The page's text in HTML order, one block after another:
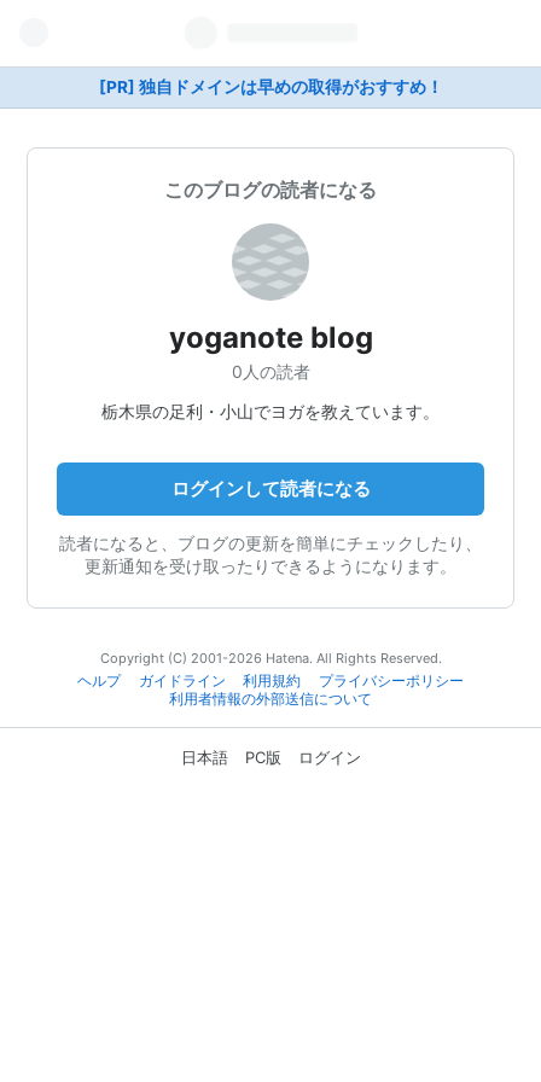
[PR] 独自ドメインは早めの取得がおすすめ！
このブログの読者になる
yoganote blog
0人の読者
栃木県の足利・小山でヨガを教えています。
ログインして読者になる
読者になると、ブログの更新を簡単にチェックしたり、
更新通知を受け取ったりできるようになります。
Copyright (C) 2001-2026 Hatena. All Rights Reserved.
ヘルプ
ガイドライン 利用規約
プライバシーポリシー
利用者情報の外部送信について
日本語 PC版 ログイン